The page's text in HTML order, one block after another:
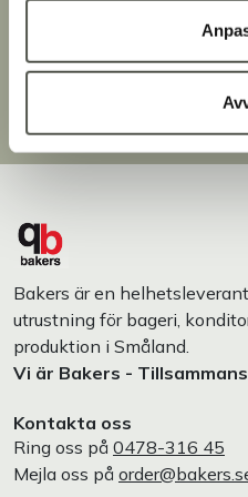
Leverans inom 3-5
Över 30 000 produkter
Bakers är en
utrustning för bageri,
produktion i Småland.
Vi är Bakers -
Kontakta oss
Ring oss på 0478-316 45
Mejla oss på